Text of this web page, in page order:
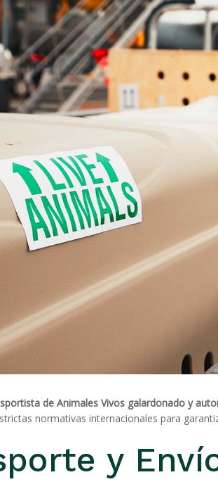
de Animales Vivos galardonado y
normativas internacionales para
y